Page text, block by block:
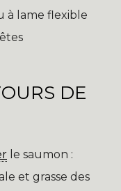
à lame flexible
DE
le saumon :
et grasse des